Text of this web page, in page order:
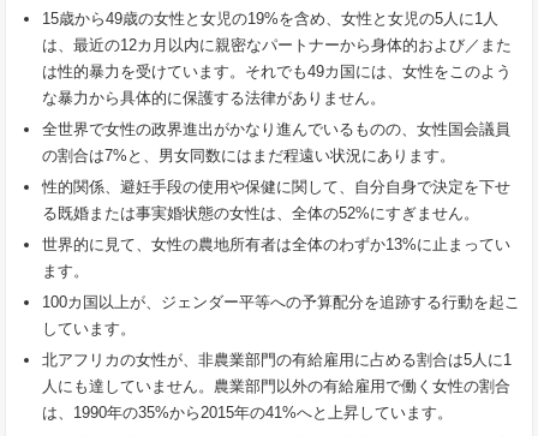
15歳から49歳の女性と女児の19%を含め、女性と女児の5人に1人
は、最近の12カ月以内に親密なパートナーから身体的および／また
は性的暴力を受けています。それでも49カ国には、女性をこのよう
な暴力から具体的に保護する法律がありません。
全世界で女性の政界進出がかなり進んでいるものの、女性国会議員
の割合は7%と、男女同数にはまだ程遠い状況にあります。
性的関係、避妊手段の使用や保健に関して、自分自身で決定を下せ
る既婚または事実婚状態の女性は、全体の52%にすぎません。
世界的に見て、女性の農地所有者は全体のわずか13%に止まってい
ます。
100カ国以上が、ジェンダー平等への予算配分を追跡する行動を起こ
しています。
北アフリカの女性が、非農業部門の有給雇用に占める割合は5人に1
人にも達していません。農業部門以外の有給雇用で働く女性の割合
は、1990年の35%から2015年の41%へと上昇しています。